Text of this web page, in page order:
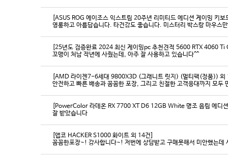
[ASUS ROG 에이조스 익스트림 20주년 리미티드 에디션 게이밍 키
영롱하고 아름답습니다. 타건감도 좋습니다. 미스터리 박스랑 마우스
[25년도 검증완료 2024 최신 게이밍pc 추천견적 5600 RTX 4060
꼬맹이 처남 작년에 사줬는데, 아주 잘 사용하고 있습니다^^
[AMD 라이젠7-6세대 9800X3D (그래니트 릿지) (멀티팩(정품)) 외
[PowerColor 라데온 RX 7700 XT D6 12GB White 명조 음림 에디
잘 받았습니다
[앱코 HACKER S1000 화이트 외 14건]
꼼꼼한포장~! 감사합니다~! 저번에 상담받고 구매못해서 미안했는